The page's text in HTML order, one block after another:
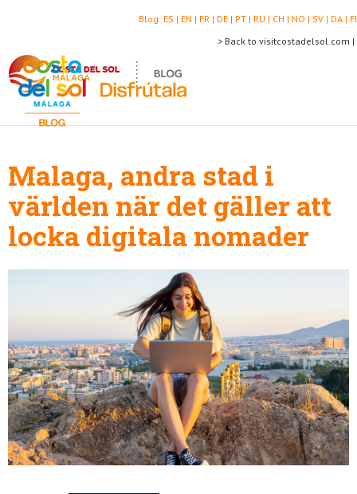
FI
DA |
SV |
NO |
CH |
RU |
PT |
DE |
FR |
EN |
ES |
Blog:
> Back to visitcostadelsol.com |
Malaga, andra stad i
världen när det gäller att
locka digitala nomader